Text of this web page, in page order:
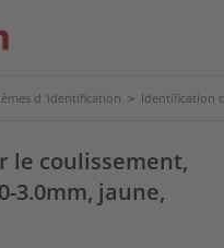
d 'identification > Identification
le coulissement,
3.0mm, jaune,